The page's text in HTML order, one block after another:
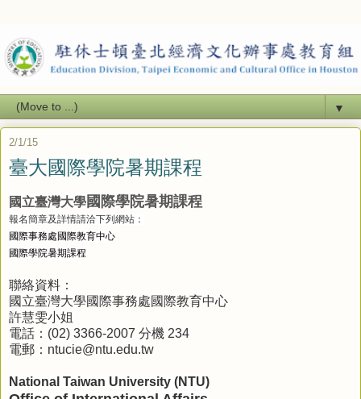
▼
2/1/15
臺大國際學院暑期課程
國立臺灣大學國際學院暑期課程
報名簡章及詳情請洽下列網站：
國際事務處國際教育中心
國際學院暑期課程
聯絡資料：
國立臺灣大學國際事務處國際教育中心
許慧雯小姐
電話：(02) 3366-2007 分機 234
電郵：ntucie@ntu.edu.tw
National Taiwan University (NTU)